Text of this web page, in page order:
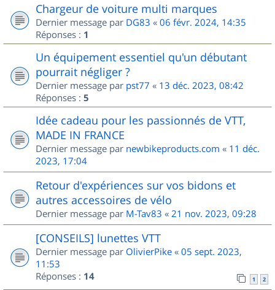
Chargeur de voiture multi marques
Dernier message par DG83 « 06 févr. 2024, 14:35
Réponses : 1
Un équipement essentiel qu'un débutant
pourrait négliger ?
Dernier message par pst77 « 13 déc. 2023, 08:42
Réponses : 5
Idée cadeau pour les passionnés de VTT,
MADE IN FRANCE
Dernier message par newbikeproducts.com « 11 déc.
2023, 17:04
Retour d'expériences sur vos bidons et
autres accessoires de vélo
Dernier message par M-Tav83 « 21 nov. 2023, 09:28
[CONSEILS] lunettes VTT
Dernier message par OlivierPike « 05 sept. 2023,
11:53
Réponses : 14 1 2